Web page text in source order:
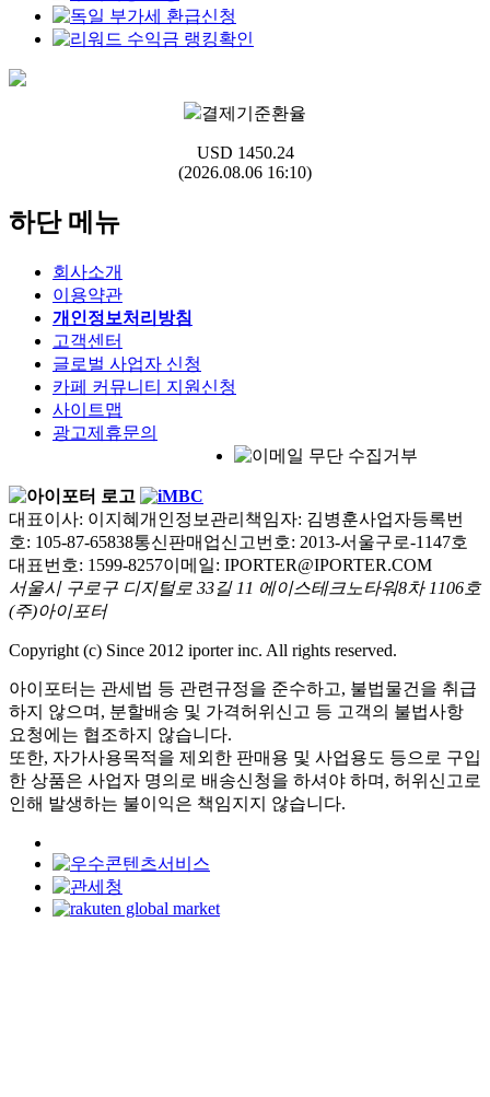
결제기준환율
USD 1450.24
(2026.08.06 16:10)
하단 메뉴
회사소개
이용약관
개인정보처리방침
고객센터
글로벌 사업자 신청
카페 커뮤니티 지원신청
사이트맵
광고제휴문의
대표이사: 이지혜 개인정보관리책임자: 김병훈사업자등록번
호: 105-87-65838통신판매업신고번호: 2013-서울구로-1147호
대표번호: 1599-8257이메일: IPORTER@IPORTER.COM
서울시 구로구 디지털로 33길 11 에이스테크노타워8차 1106호
(주)아이포터
Copyright (c) Since 2012 iporter inc. All rights reserved.
아이포터는 관세법 등 관련규정을 준수하고, 불법물건을 취급
하지 않으며, 분할배송 및 가격허위신고 등 고객의 불법사항
요청에는 협조하지 않습니다.
또한, 자가사용목적을 제외한 판매용 및 사업용도 등으로 구입
한 상품은 사업자 명의로 배송신청을 하셔야 하며, 허위신고로
인해 발생하는 불이익은 책임지지 않습니다.